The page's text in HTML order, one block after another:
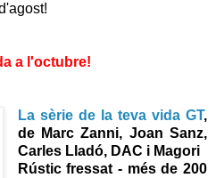
a l'octubre!
La sèrie de la teva vida GT,
de Marc Zanni, Joan Sanz,
Carles Lladó, DAC i Magori
Rústic fressat - més de 200